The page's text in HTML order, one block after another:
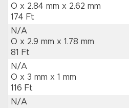
O x 2.84 mm x 2.62 mm
174 Ft
N/A
O x 2.9 mm x 1.78 mm
81 Ft
N/A
O x 3 mm x 1 mm
116 Ft
N/A